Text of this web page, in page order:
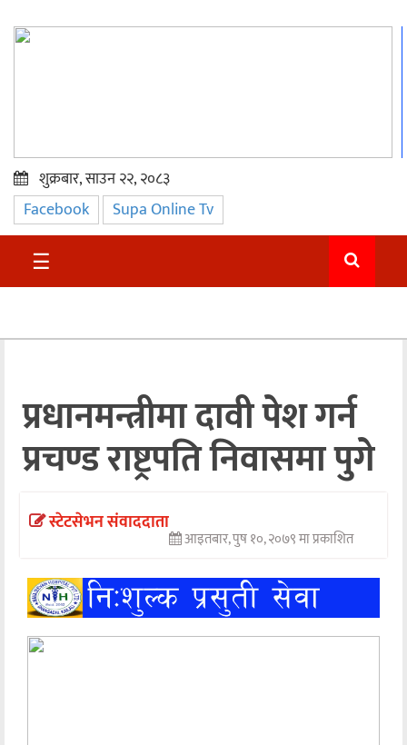
प्रमुख
समाचार
सुदुर
अन्तराष्ट्रिय
अन्तर्वार्ता
अर्थ
खेलकुद
अन्य
शुक्रबार, साउन २२, २०८३
Facebook Supa Online Tv
☰
प्रधानमन्त्रीमा दावी पेश गर्न
प्रचण्ड राष्ट्रपति निवासमा पुगे
स्टेटसेभन संवाददाता
आइतबार, पुष १०, २०७९ मा प्रकाशित